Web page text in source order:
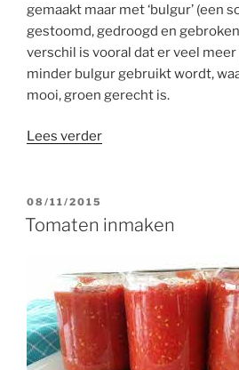
gemaakt maar met ‘bulgur’ (een
gestoomd, gedroogd en
verschil is vooral dat er veel
minder bulgur gebruikt wordt,
mooi, groen gerecht is.
Lees verder“Libanese
GEPLAATST
OP
08/11/2015
Tomaten inmaken